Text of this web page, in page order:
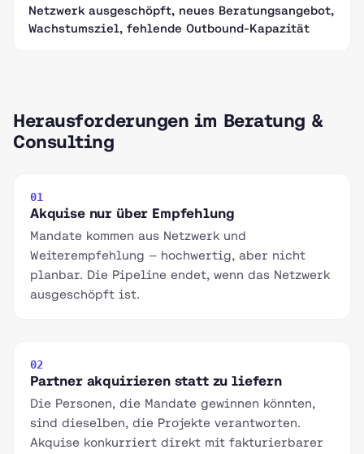
Netzwerk ausgeschöpft, neues Beratungsangebot,
Wachstumsziel, fehlende Outbound-Kapazität
Herausforderungen im Beratung &
Consulting
01
Akquise nur über Empfehlung
Mandate kommen aus Netzwerk und
Weiterempfehlung — hochwertig, aber nicht
planbar. Die Pipeline endet, wenn das Netzwerk
ausgeschöpft ist.
02
Partner akquirieren statt zu liefern
Die Personen, die Mandate gewinnen könnten,
sind dieselben, die Projekte verantworten.
Akquise konkurriert direkt mit fakturierbarer